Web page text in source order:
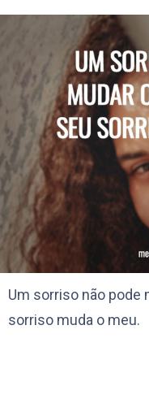
Um sorriso não pode
sorriso muda o meu.